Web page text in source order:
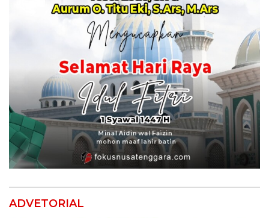
ADVETORIAL